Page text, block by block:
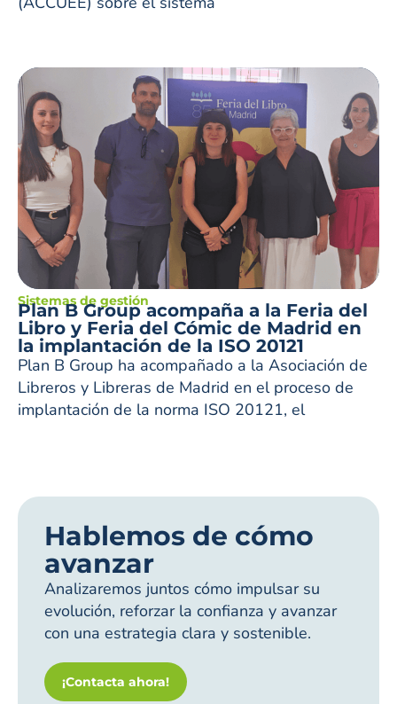
Sistemas de gestión
Plan B Group acompaña a la Feria del
Libro y Feria del Cómic de Madrid en
la implantación de la ISO 20121
Plan B Group ha acompañado a la Asociación de
Libreros y Libreras de Madrid en el proceso de
implantación de la norma ISO 20121, el
Hablemos de cómo
avanzar
Analizaremos juntos cómo impulsar su
evolución, reforzar la confianza y avanzar
con una estrategia clara y sostenible.
¡Contacta ahora!